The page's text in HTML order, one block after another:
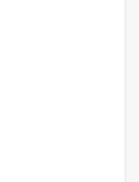
(nonstop)